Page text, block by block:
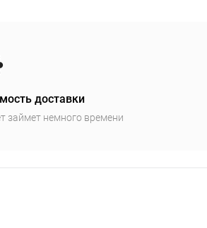
доставки
займет немного времени